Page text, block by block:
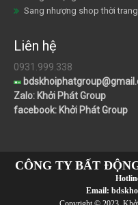
Sang nhượng shop thời trang
Liên hệ
0931.999.338
Zalo: Khởi Phát Group
facebook: Khởi Phát Group
CÔNG TY BẤT
Email: